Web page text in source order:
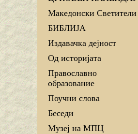
Македонски Светители
БИБЛИЈА
Издавачка дејност
Од историјата
Православно
образование
Поучни слова
Беседи
Музеј на МПЦ